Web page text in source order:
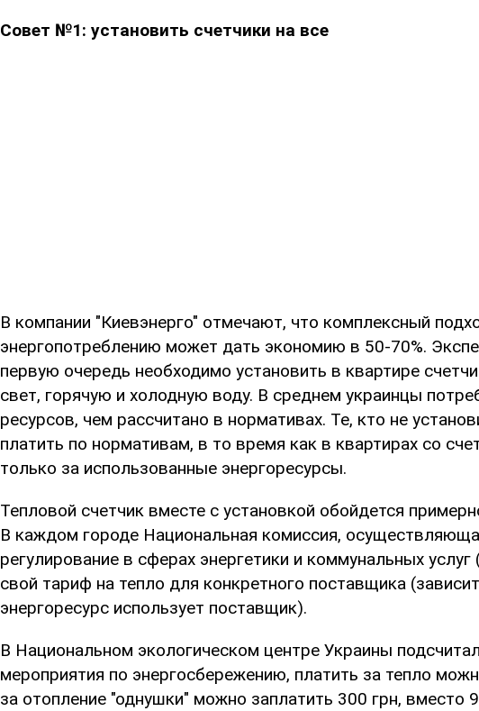
Совет №1: установить счетчики на все
В компании "Киевэнерго" отмечают, что комплексный
энергопотреблению может дать экономию в 50-70%.
первую очередь необходимо установить в квартире
свет, горячую и холодную воду. В среднем украинцы
ресурсов, чем рассчитано в нормативах. Те, кто не
платить по нормативам, в то время как в квартирах со
только за использованные энергоресурсы.
Тепловой счетчик вместе с установкой обойдется
В каждом городе Национальная комиссия,
регулирование в сферах энергетики и коммунальных
свой тариф на тепло для конкретного поставщика
энергоресурс использует поставщик).
В Национальном экологическом центре Украины
мероприятия по энергосбережению, платить за тепло
за отопление "однушки" можно заплатить 300 грн, вместо